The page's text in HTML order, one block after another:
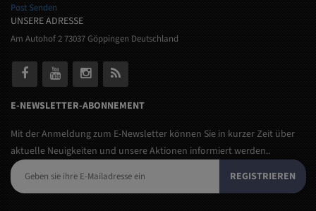
Post Senden
UNSERE ADRESSE
Am Autohof 2 73037 Göppingen Deutschland
E-NEWSLETTER-ABONNEMENT
Mit der Anmeldung zum E-Newsletter können Sie in kurzer Zeit über
aktuelle Neuigkeiten und unsere Aktionen informiert werden..
REGISTRIEREN